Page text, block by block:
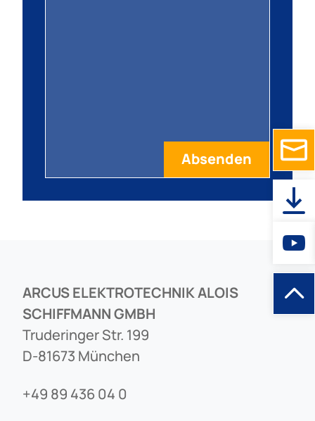
ARCUS ELEKTROTECHNIK ALOIS
SCHIFFMANN GMBH
Truderinger Str. 199
D-81673 München
+49 89 436 04 0